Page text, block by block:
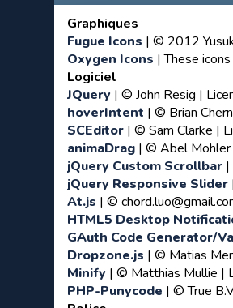
Graphiques
Fugue Icons | © 2012
Oxygen Icons | These
Logiciel
JQuery | © John Resig |
hoverIntent | © Brian
SCEditor | © Sam Clarke |
animaDrag | © Abel
jQuery Custom Scrollbar |
jQuery Responsive Slider
At.js | ©
HTML5 Desktop
GAuth Code Generator/
Dropzone.js | © Matias
Minify | © Matthias Mullie |
PHP-Punycode | © True